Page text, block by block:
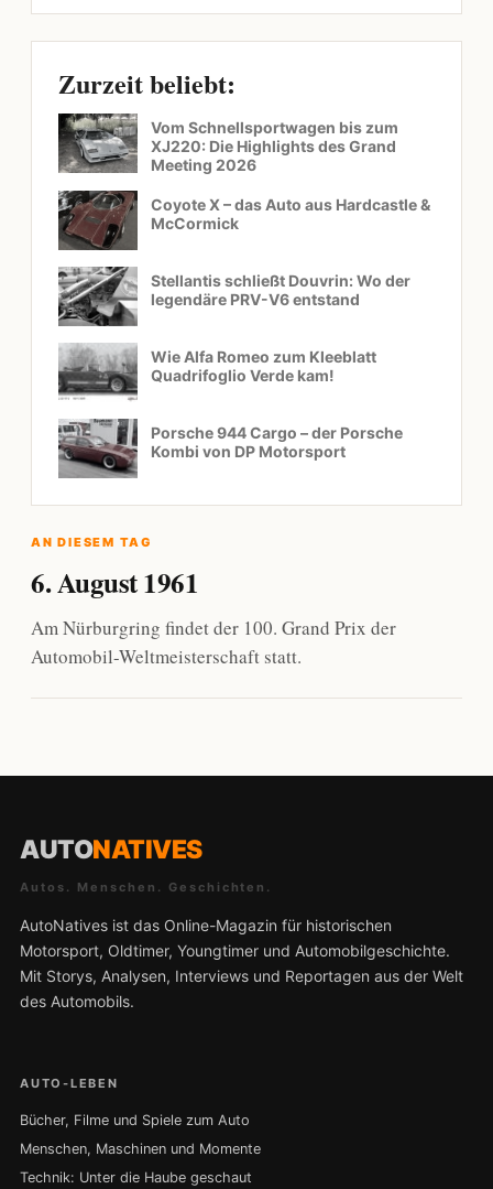
Zurzeit beliebt:
Vom Schnellsportwagen bis zum
XJ220: Die Highlights des Grand
Meeting 2026
Coyote X – das Auto aus Hardcastle &
McCormick
Stellantis schließt Douvrin: Wo der
legendäre PRV-V6 entstand
Wie Alfa Romeo zum Kleeblatt
Quadrifoglio Verde kam!
Porsche 944 Cargo – der Porsche
Kombi von DP Motorsport
AN DIESEM TAG
6. August 1961
Am Nürburgring findet der 100. Grand Prix der
Automobil-Weltmeisterschaft statt.
AUTONATIVES
Autos. Menschen. Geschichten.
AutoNatives ist das Online-Magazin für historischen
Motorsport, Oldtimer, Youngtimer und Automobilgeschichte.
Mit Storys, Analysen, Interviews und Reportagen aus der Welt
des Automobils.
AUTO-LEBEN
Bücher, Filme und Spiele zum Auto
Menschen, Maschinen und Momente
Technik: Unter die Haube geschaut